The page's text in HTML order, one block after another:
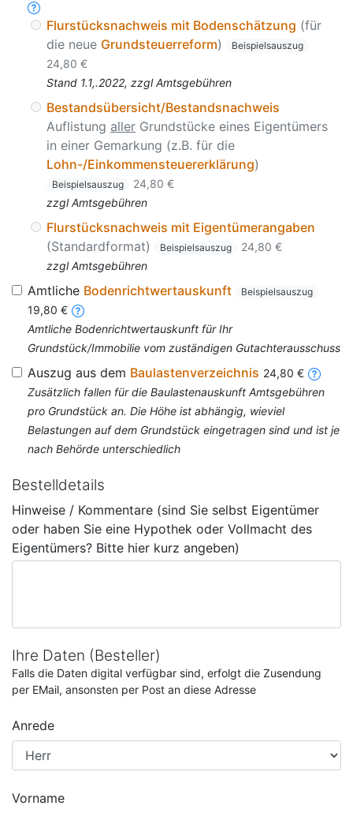
Flurstücksnachweis mit Bodenschätzung (für
die neue Grundsteuerreform) Beispielsauszug
24,80 €
Stand 1.1,.2022, zzgl Amtsgebühren
Bestandsübersicht/Bestandsnachweis
Auflistung aller Grundstücke eines Eigentümers
in einer Gemarkung (z.B. für die
Lohn-/Einkommensteuererklärung)
Beispielsauszug
24,80 €
zzgl Amtsgebühren
Flurstücksnachweis mit Eigentümerangaben
(Standardformat)
Beispielsauszug
24,80 €
zzgl Amtsgebühren
Amtliche Bodenrichtwertauskunft Beispielsauszug
19,80 €
Amtliche Bodenrichtwertauskunft für Ihr
Grundstück/Immobilie vom zuständigen Gutachterausschuss
Auszug aus dem Baulastenverzeichnis 24,80 €
Zusätzlich fallen für die Baulastenauskunft Amtsgebühren
pro Grundstück an. Die Höhe ist abhängig, wieviel
Belastungen auf dem Grundstück eingetragen sind und ist je
nach Behörde unterschiedlich
Bestelldetails
Hinweise / Kommentare (sind Sie selbst Eigentümer
oder haben Sie eine Hypothek oder Vollmacht des
Eigentümers? Bitte hier kurz angeben)
Ihre Daten (Besteller)
Falls die Daten digital verfügbar sind, erfolgt die Zusendung
per EMail, ansonsten per Post an diese Adresse
Anrede
Vorname